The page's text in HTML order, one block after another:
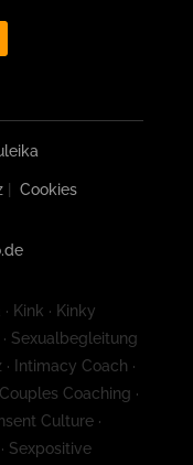
| Cookies
Kink · Kinky
Sexualbegleitung
Intimacy Coach ·
Coaching ·
Culture ·
Sexpositive